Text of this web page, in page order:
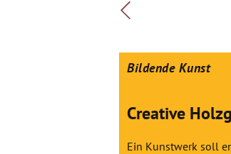
Bildende Kunst
Creative
Ein Kunstwerk soll